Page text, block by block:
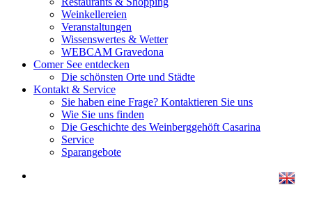
Weinkellereien
Veranstaltungen
Wissenswertes & Wetter
WEBCAM Gravedona
Comer See entdecken
Die schönsten Orte und Städte
Kontakt & Service
Sie haben eine Frage? Kontaktieren Sie uns
Wie Sie uns finden
Die Geschichte des Weinberggehöft Casarina
Service
Sparangebote